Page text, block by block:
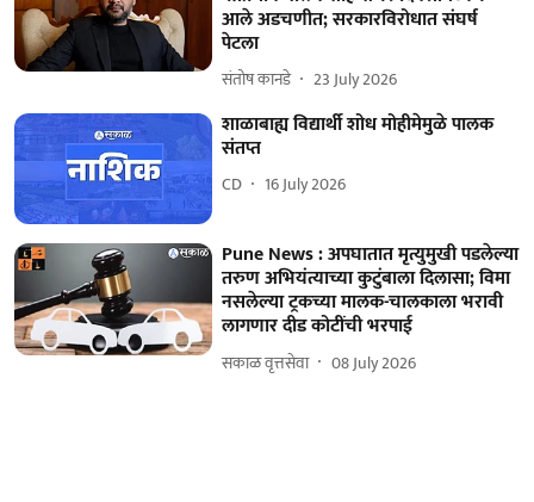
आले अडचणीत; सरकारविरोधात संघर्ष
पेटला
संतोष कानडे 23 July 2026
शाळाबाह्य विद्यार्थी शोध मोहीमेमुळे पालक
संतप्त
CD 16 July 2026
Pune News : अपघातात मृत्युमुखी पडलेल्या
तरुण अभियंत्याच्या कुटुंबाला दिलासा; विमा
नसलेल्या ट्रकच्या मालक-चालकाला भरावी
लागणार दीड कोटींची भरपाई
सकाळ वृत्तसेवा 08 July 2026